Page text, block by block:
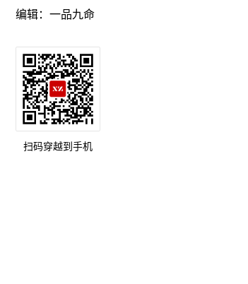
编辑：一品九命
扫码穿越到手机